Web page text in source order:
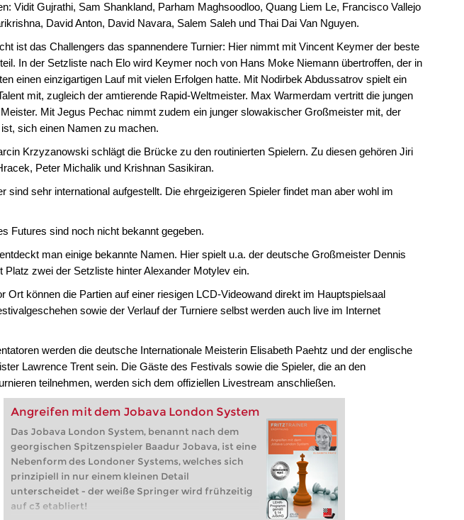
Vidit Gujrathi, Sam Shankland, Parham Maghsoodloo, Quang Liem Le, Francisco Vallejo
David Anton, David Navara, Salem Saleh und Thai Dai Van Nguyen.
ist das Challengers das spannendere Turnier: Hier nimmt mit Vincent Keymer der beste
In der Setzliste nach Elo wird Keymer noch von Hans Moke Niemann übertroffen, der in
einen einzigartigen Lauf mit vielen Erfolgen hatte. Mit Nodirbek Abdussatrov spielt ein
mit, zugleich der amtierende Rapid-Weltmeister. Max Warmerdam vertritt die jungen
Mit Jegus Pechac nimmt zudem ein junger slowakischer Großmeister mit, der
sich einen Namen zu machen.
Krzyzanowski schlägt die Brücke zu den routinierten Spielern. Zu diesen gehören Jiri
Peter Michalik und Krishnan Sasikiran.
sind sehr international aufgestellt. Die ehrgeizigeren Spieler findet man aber wohl im
Futures sind noch nicht bekannt gegeben.
man einige bekannte Namen. Hier spielt u.a. der deutsche Großmeister Dennis
Platz zwei der Setzliste hinter Alexander Motylev ein.
Ort können die Partien auf einer riesigen LCD-Videowand direkt im Hauptspielsaal
sowie der Verlauf der Turniere selbst werden auch live im Internet
werden die deutsche Internationale Meisterin Elisabeth Paehtz und der englische
Lawrence Trent sein. Die Gäste des Festivals sowie die Spieler, die an den
teilnehmen, werden sich dem offiziellen Livestream anschließen.
Angreifen mit dem Jobava London System
Das Jobava London System, benannt nach dem
georgischen Spitzenspieler Baadur Jobava, ist eine
Nebenform des Londoner Systems, welches sich
prinzipiell in nur einem kleinen Detail
unterscheidet - der weiße Springer wird frühzeitig
auf c3 etabliert!